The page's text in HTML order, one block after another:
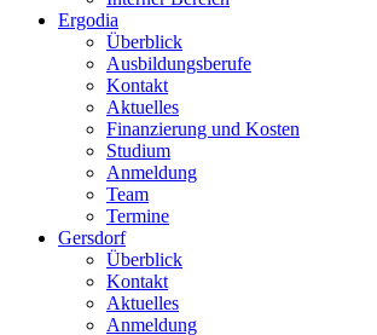
Ergodia
Überblick
Ausbildungsberufe
Kontakt
Aktuelles
Finanzierung und Kosten
Studium
Anmeldung
Team
Termine
Gersdorf
Überblick
Kontakt
Aktuelles
Anmeldung